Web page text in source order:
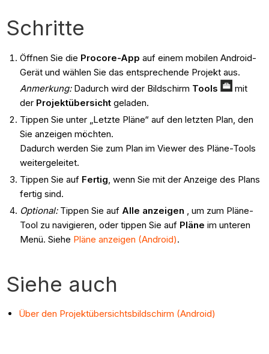
Schritte
Öffnen Sie die Procore-App auf einem mobilen Android-
Gerät und wählen Sie das entsprechende Projekt aus.
Anmerkung: Dadurch wird der Bildschirm Tools
mit
der Projektübersichtgeladen.
Tippen Sie unter „Letzte Pläne“ auf den letzten Plan, den
Sie anzeigen möchten.
Dadurch werden Sie zum Plan im Viewer des Pläne-Tools
weitergeleitet.
Tippen Sie auf Fertig, wenn Sie mit der Anzeige des Plans
fertig sind.
Optional: Tippen Sie auf Alle anzeigen
, um zum Pläne-
Tool zu navigieren, oder tippen Sie auf Pläne im unteren
Menü. Siehe Pläne anzeigen (Android).
Siehe auch
Über den Projektübersichtsbildschirm (Android)